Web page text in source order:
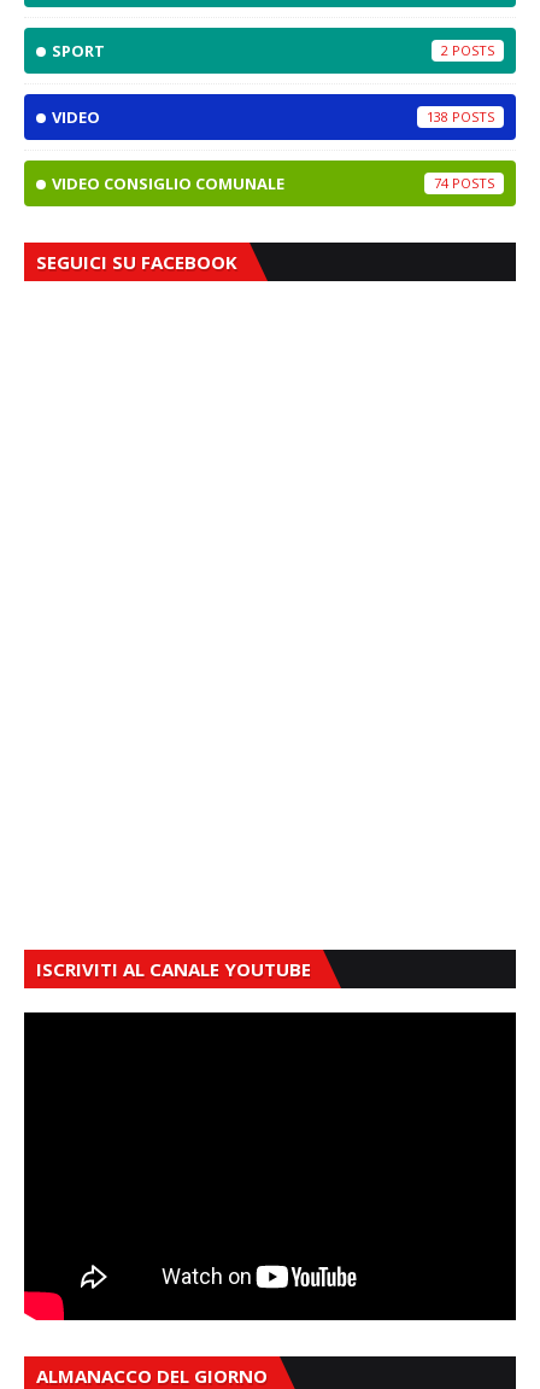
SPORT 2
VIDEO 138
VIDEO CONSIGLIO COMUNALE 74
SEGUICI SU FACEBOOK
ISCRIVITI AL CANALE YOUTUBE
ALMANACCO DEL GIORNO